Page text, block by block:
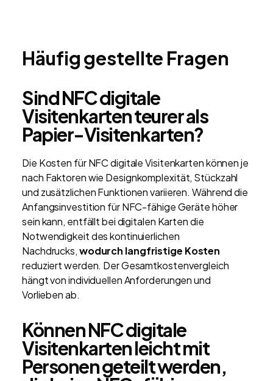
Häufig gestellte Fragen
Sind NFC digitale
Visitenkarten teurer als
Papier-Visitenkarten?
Die Kosten für NFC digitale Visitenkarten können je
nach Faktoren wie Designkomplexität, Stückzahl
und zusätzlichen Funktionen variieren. Während die
Anfangsinvestition für NFC-fähige Geräte höher
sein kann, entfällt bei digitalen Karten die
Notwendigkeit des kontinuierlichen
Nachdrucks,wodurch langfristige Kosten
reduziert werden. Der Gesamtkostenvergleich
hängt von individuellen Anforderungen und
Vorlieben ab.
Können NFC digitale
Visitenkarten leicht mit
Personen geteilt werden,